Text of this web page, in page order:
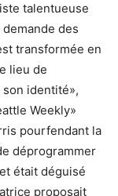
talentueuse
des
transformée en
lieu de
identité»,
Weekly»
pourfendant la
déprogrammer
était déguisé
proposait